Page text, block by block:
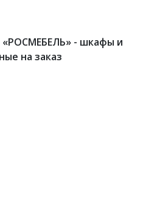
- шкафы и
на заказ